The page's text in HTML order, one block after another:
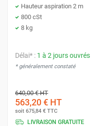
Hauteur aspiration 2 m
800 cSt
8 kg
Délai* : 1 à 2 jours ouvrés
* généralement constaté
640,00 €HT
563,20 € HT
soit 675,84 € TTC
LIVRAISON GRATUITE